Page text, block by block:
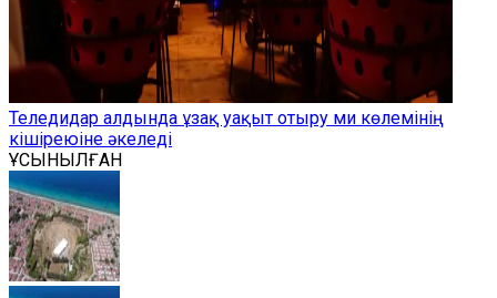
Теледидар алдында ұзақ уақыт отыру ми көлемінің
кішіреюіне әкеледі
ҰСЫНЫЛҒАН